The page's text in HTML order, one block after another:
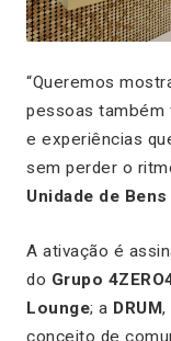
“Queremos
pessoas também
e experiências
sem perder o
Unidade de
A ativação é
do Grupo
Lounge; a DRUM,
conceito de